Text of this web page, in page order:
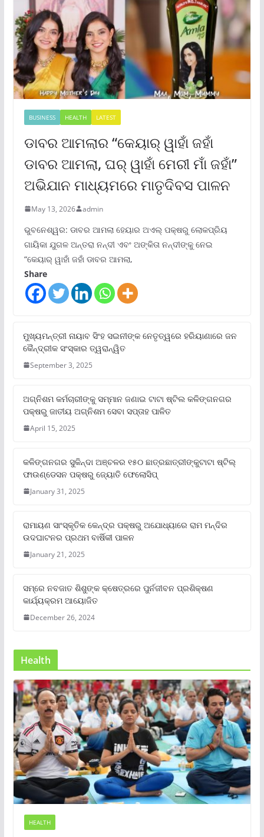
BUSINESS HEALTH LATEST
ଡାବର ଆମଲାର “କେୟାର୍ ୱାହାଁ ଜହାଁ
ଡାବର ଆମଲା, ଘର୍ ୱାହାଁ ମେରୀ ମାଁ ଜହାଁ”
ଅଭିଯାନ ମାଧ୍ୟମରେ ମାତୃଦିବସ ପାଳନ
May 13, 2026 admin
ଭୁବନେଶ୍ୱର: ଡାବର ଆମଲା ହେୟାର ଅଏଲ୍ ପକ୍ଷରୁ ଲୋକପ୍ରିୟ
ଗାୟିକା ଯୁଗଳ ଅନ୍ତରା ନନ୍ଦୀ ଏବଂ ଅଙ୍କିତା ନନ୍ଦୀଙ୍କୁ ନେଇ
“କେୟାର୍ ୱାହାଁ ଜହାଁ ଡାବର ଆମଲା,
Share
ମୁଖ୍ୟମନ୍ତ୍ରୀ ନାୟାବ ସିଂହ ସଇନୀଙ୍କ ନେତୃତ୍ୱରେ ହରିୟାଣାରେ ଜନ
କୈନ୍ଦ୍ରୀକ ସଂସ୍କାର ତ୍ୱରାନ୍ୱିତ
September 3, 2025
ଅଗ୍ନିଶମ କର୍ମଚାରୀଙ୍କୁ ସମ୍ମାନ ଜଣାଇ ଟାଟା ଷ୍ଟିଲ କଳିଙ୍ଗନଗର
ପକ୍ଷରୁ ଜାତୀୟ ଅଗ୍ନିଶମ ସେବା ସପ୍ତାହ ପାଳିତ
April 15, 2025
କଳିଙ୍ଗନଗର ସୁକିନ୍ଦା ଅଞ୍ଚଳର ୧୫୦ ଛାତ୍ରଛାତ୍ରୀଙ୍କୁଟାଟା ଷ୍ଟିଲ୍
ଫାଉଣ୍ଡେସନ ପକ୍ଷରୁ ଜ୍ୟୋତି ଫେଲୋସିପ୍‌
January 31, 2025
ରାମାୟଣ ସାଂସ୍କୃତିକ କେନ୍ଦ୍ର ପକ୍ଷରୁ ଅଯୋଧ୍ୟାରେ ରାମ ମନ୍ଦିର
ଉଦଘାଟନର ପ୍ରଥମ ବାର୍ଷିକୀ ପାଳନ
January 21, 2025
ସମ୍‌ରେ ନବଜାତ ଶିଶୁଙ୍କ କ୍ଷେତ୍ରରେ ପୁର୍ନଜୀବନ ପ୍ରଶିକ୍ଷଣ
କାର୍ଯ୍ୟକ୍ରମ ଆୟୋଜିତ
December 26, 2024
Health
HEALTH